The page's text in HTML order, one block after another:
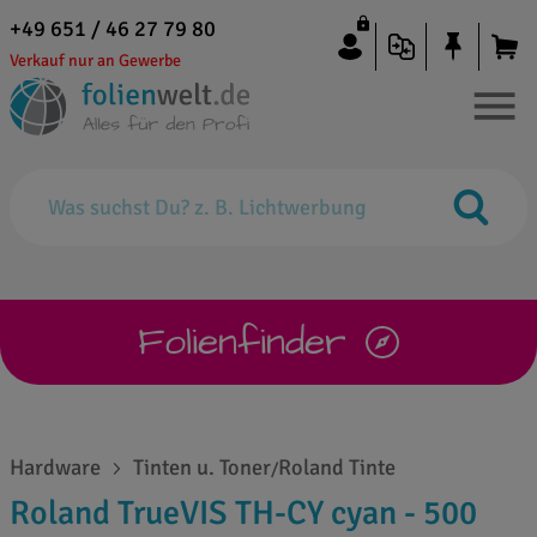
+49 651 / 46 27 79 80
Verkauf nur an Gewerbe
Folienfinder
Hardware Tinten u. Toner/Roland Tinte
Roland TrueVIS TH-CY cyan - 500